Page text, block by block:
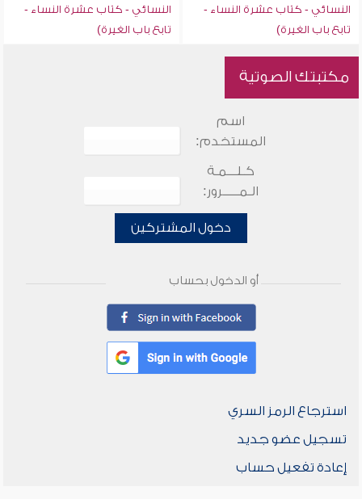
النسائي - كتاب عشرة النساء -
تابع باب الغيرة)
النسائي - كتاب عشرة النساء -
تابع باب الغيرة)
مكتبتك الصوتية
اسم
المستخدم:
كـلـــمـة
الـمـــــرور:
دخول المشتركين
أو الدخول بحساب
استرجاع الرمز السري
تسجيل عضو جديد
إعادة تفعيل حساب